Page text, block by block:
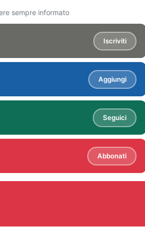
sempre informato
Iscriviti
Aggiungi
Seguici
Abbonati